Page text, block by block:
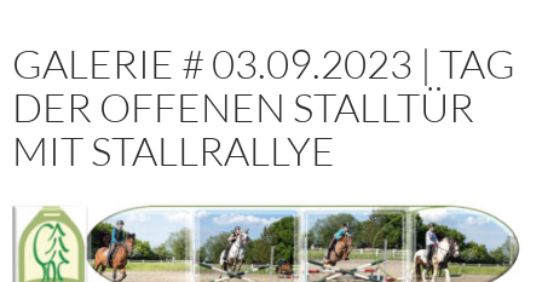
GALERIE # 03.09.2023 | TAG
DER OFFENEN STALLTÜR
MIT STALLRALLYE